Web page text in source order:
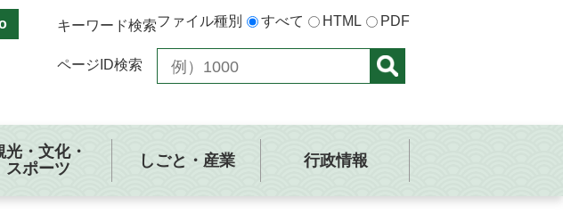
キーワード検索ファイル種別 すべて HTML PDF
ページID検索
光・文化・
スポーツ
しごと・産業 行政情報